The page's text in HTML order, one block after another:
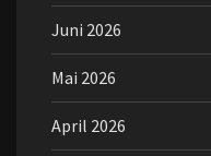
Juni 2026
Mai 2026
April 2026